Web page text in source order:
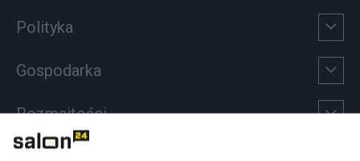
Polityka
Gospodarka
Rozmaitości